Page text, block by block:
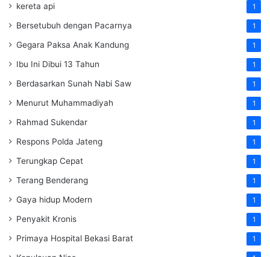
kereta api 1
Bersetubuh dengan Pacarnya 1
Gegara Paksa Anak Kandung 1
Ibu Ini Dibui 13 Tahun 1
Berdasarkan Sunah Nabi Saw 1
Menurut Muhammadiyah 1
Rahmad Sukendar 1
Respons Polda Jateng 1
Terungkap Cepat 1
Terang Benderang 1
Gaya hidup Modern 1
Penyakit Kronis 1
Primaya Hospital Bekasi Barat 1